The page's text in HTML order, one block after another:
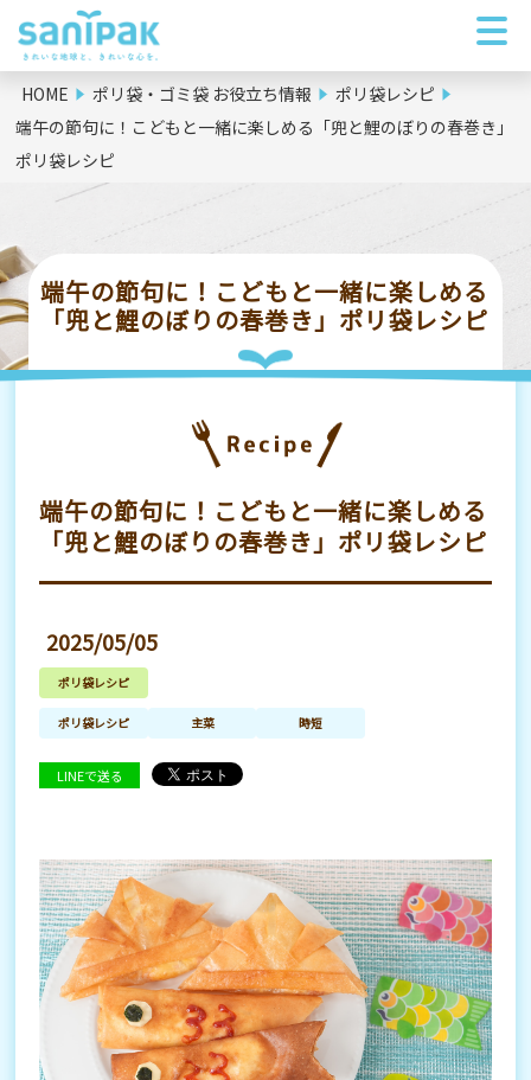
HOME ポリ袋・ゴミ袋 お役立ち情報
ポリ袋レシピ
端午の節句に！こどもと一緒に楽しめる「兜と鯉のぼりの春巻き」
ポリ袋レシピ
端午の節句に！こどもと一緒に楽しめる
「兜と鯉のぼりの春巻き」ポリ袋レシピ
端午の節句に！こどもと一緒に楽しめる
「兜と鯉のぼりの春巻き」ポリ袋レシピ
2025/05/05
ポリ袋レシピ
ポリ袋レシピ 主菜 時短
LINEで送る